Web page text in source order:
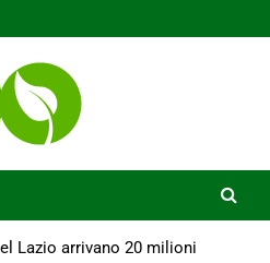
Lazio arrivano 20 milioni